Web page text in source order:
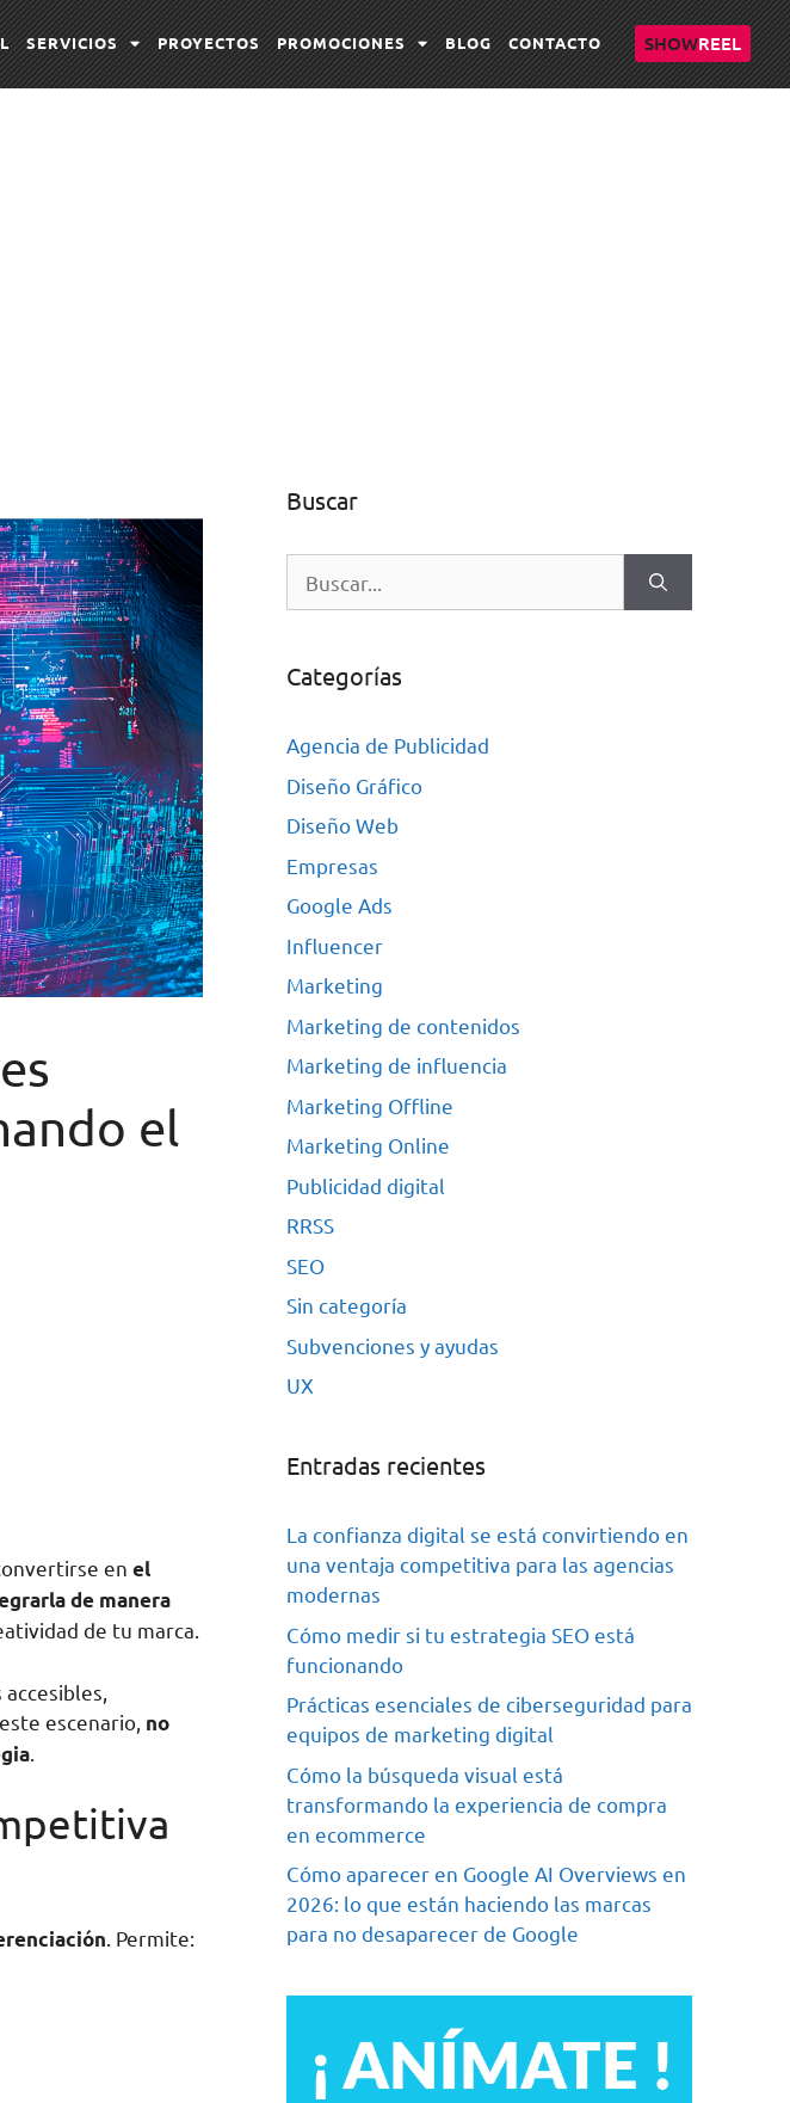
SERVICIOS PROYECTOS PROMOCIONES BLOG CONTACTO SHOWREEL
el
en el
de manera
de tu marca.
escenario, no
. Permite:
Buscar
Categorías
Agencia de Publicidad
Diseño Gráfico
Diseño Web
Empresas
Google Ads
Influencer
Marketing
Marketing de contenidos
Marketing de influencia
Marketing Offline
Marketing Online
Publicidad digital
RRSS
SEO
Sin categoría
Subvenciones y ayudas
UX
Entradas recientes
La confianza digital se está convirtiendo en
una ventaja competitiva para las agencias
modernas
Cómo medir si tu estrategia SEO está
funcionando
Prácticas esenciales de ciberseguridad para
equipos de marketing digital
Cómo la búsqueda visual está
transformando la experiencia de compra
en ecommerce
Cómo aparecer en Google AI Overviews en
2026: lo que están haciendo las marcas
para no desaparecer de Google